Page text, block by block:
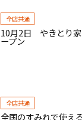
全店共通
10月2日 やきとり
ープン
全店共通
全国のすみれで使え